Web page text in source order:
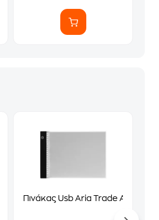
Πινάκας Usb Aria Trade Α4